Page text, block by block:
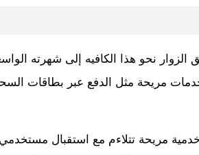
الزوار نحو هذا الكافيه إلى شهرته
خدمات مريحة مثل الدفع عبر بطاقات
مريحة تتلاءم مع استقبال مستخدمي